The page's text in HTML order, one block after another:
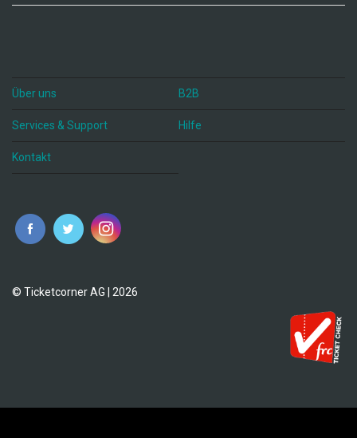
Über uns B2B
Services & Support Hilfe
Kontakt
© Ticketcorner AG | 2026